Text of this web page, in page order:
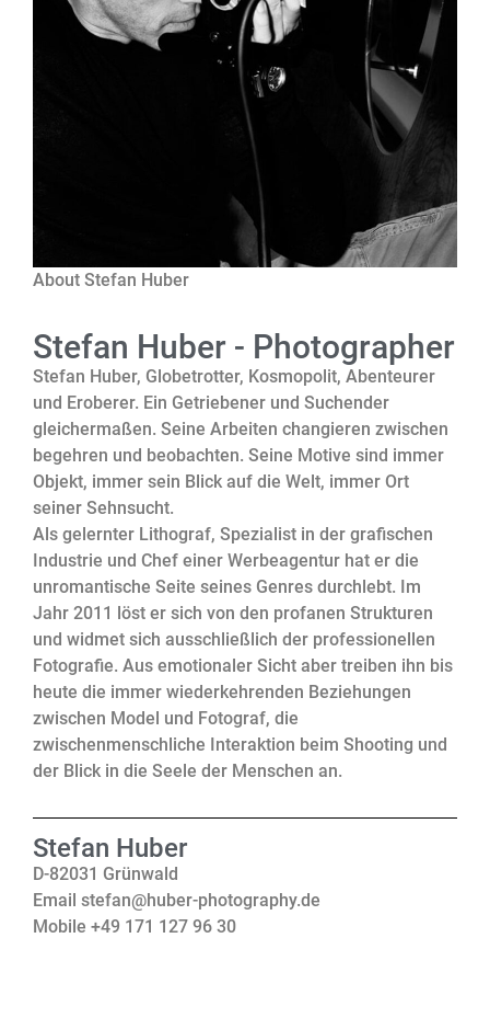
About Stefan Huber
Stefan Huber - Photographer
Stefan Huber, Globetrotter, Kosmopolit, Abenteurer
und Eroberer. Ein Getriebener und Suchender
gleichermaßen. Seine Arbeiten changieren zwischen
begehren und beobachten. Seine Motive sind immer
Objekt, immer sein Blick auf die Welt, immer Ort
seiner Sehnsucht.
Als gelernter Lithograf, Spezialist in der grafischen
Industrie und Chef einer Werbeagentur hat er die
unromantische Seite seines Genres durchlebt. Im
Jahr 2011 löst er sich von den profanen Strukturen
und widmet sich ausschließlich der professionellen
Fotografie. Aus emotionaler Sicht aber treiben ihn bis
heute die immer wiederkehrenden Beziehungen
zwischen Model und Fotograf, die
zwischenmenschliche Interaktion beim Shooting und
der Blick in die Seele der Menschen an.
Stefan Huber
D-82031 Grünwald
Email stefan@huber-photography.de
Mobile +49 171 127 96 30